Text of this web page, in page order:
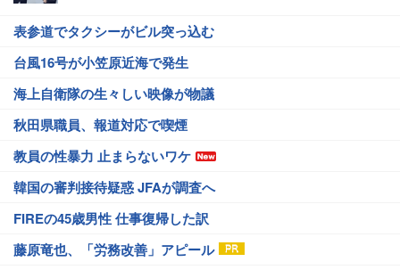
表参道でタクシーがビル突っ込む
台風16号が小笠原近海で発生
海上自衛隊の生々しい映像が物議
秋田県職員、報道対応で喫煙
教員の性暴力 止まらないワケ
韓国の審判接待疑惑 JFAが調査へ
FIREの45歳男性 仕事復帰した訳
藤原竜也、「労務改善」アピール